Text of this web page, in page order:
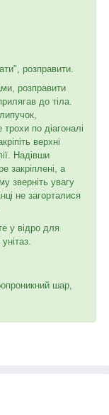
розправити.
розправити
до тіла.
по діагоналі
верхні
Надівши
закріплені, а
зверніть увагу
не загорталися
у відро для
шар,